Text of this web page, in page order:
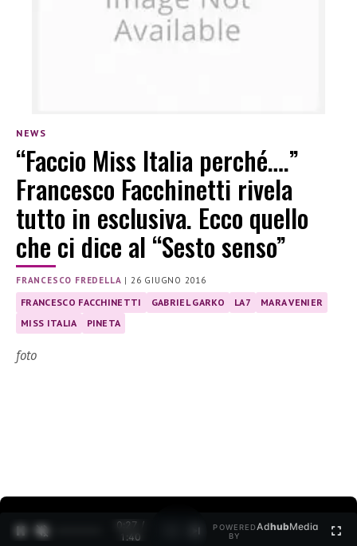
NEWS
“Faccio Miss Italia perché….”
Francesco Facchinetti rivela
tutto in esclusiva. Ecco quello
che ci dice al “Sesto senso”
FRANCESCO FREDELLA | 26 GIUGNO 2016
FRANCESCO FACCHINETTI GABRIEL GARKO LA7
MARA VENIER
MISS ITALIA
PINETA
foto
0:27 /
1:40
POWERED
BY
AdhubMedia